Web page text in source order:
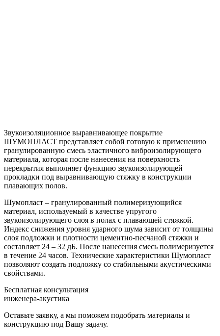
Звукоизоляционное выравнивающее покрытие
ШУМОПЛАСТ представляет собой готовую к применению
гранулированную смесь эластичного виброизолирующего
материала, которая после нанесения на поверхность
перекрытия выполняет функцию звукоизолирующей
прокладки под выравнивающую стяжку в конструкции
плавающих полов.
Шумопласт – гранулированный полимеризующийся
материал, используемый в качестве упругого
звукоизолирующего слоя в полах с плавающей стяжкой.
Индекс снижения уровня ударного шума зависит от толщины
слоя подложки и плотности цементно-песчаной стяжки и
составляет 24 – 32 дБ. После нанесения смесь полимеризуется
в течение 24 часов. Технические характеристики Шумопласт
позволяют создать подложку со стабильными акустическими
свойствами.
Бесплатная консультация
инженера-акустика
Оставьте заявку, а мы поможем подобрать материалы и
конструкцию под Вашу задачу.